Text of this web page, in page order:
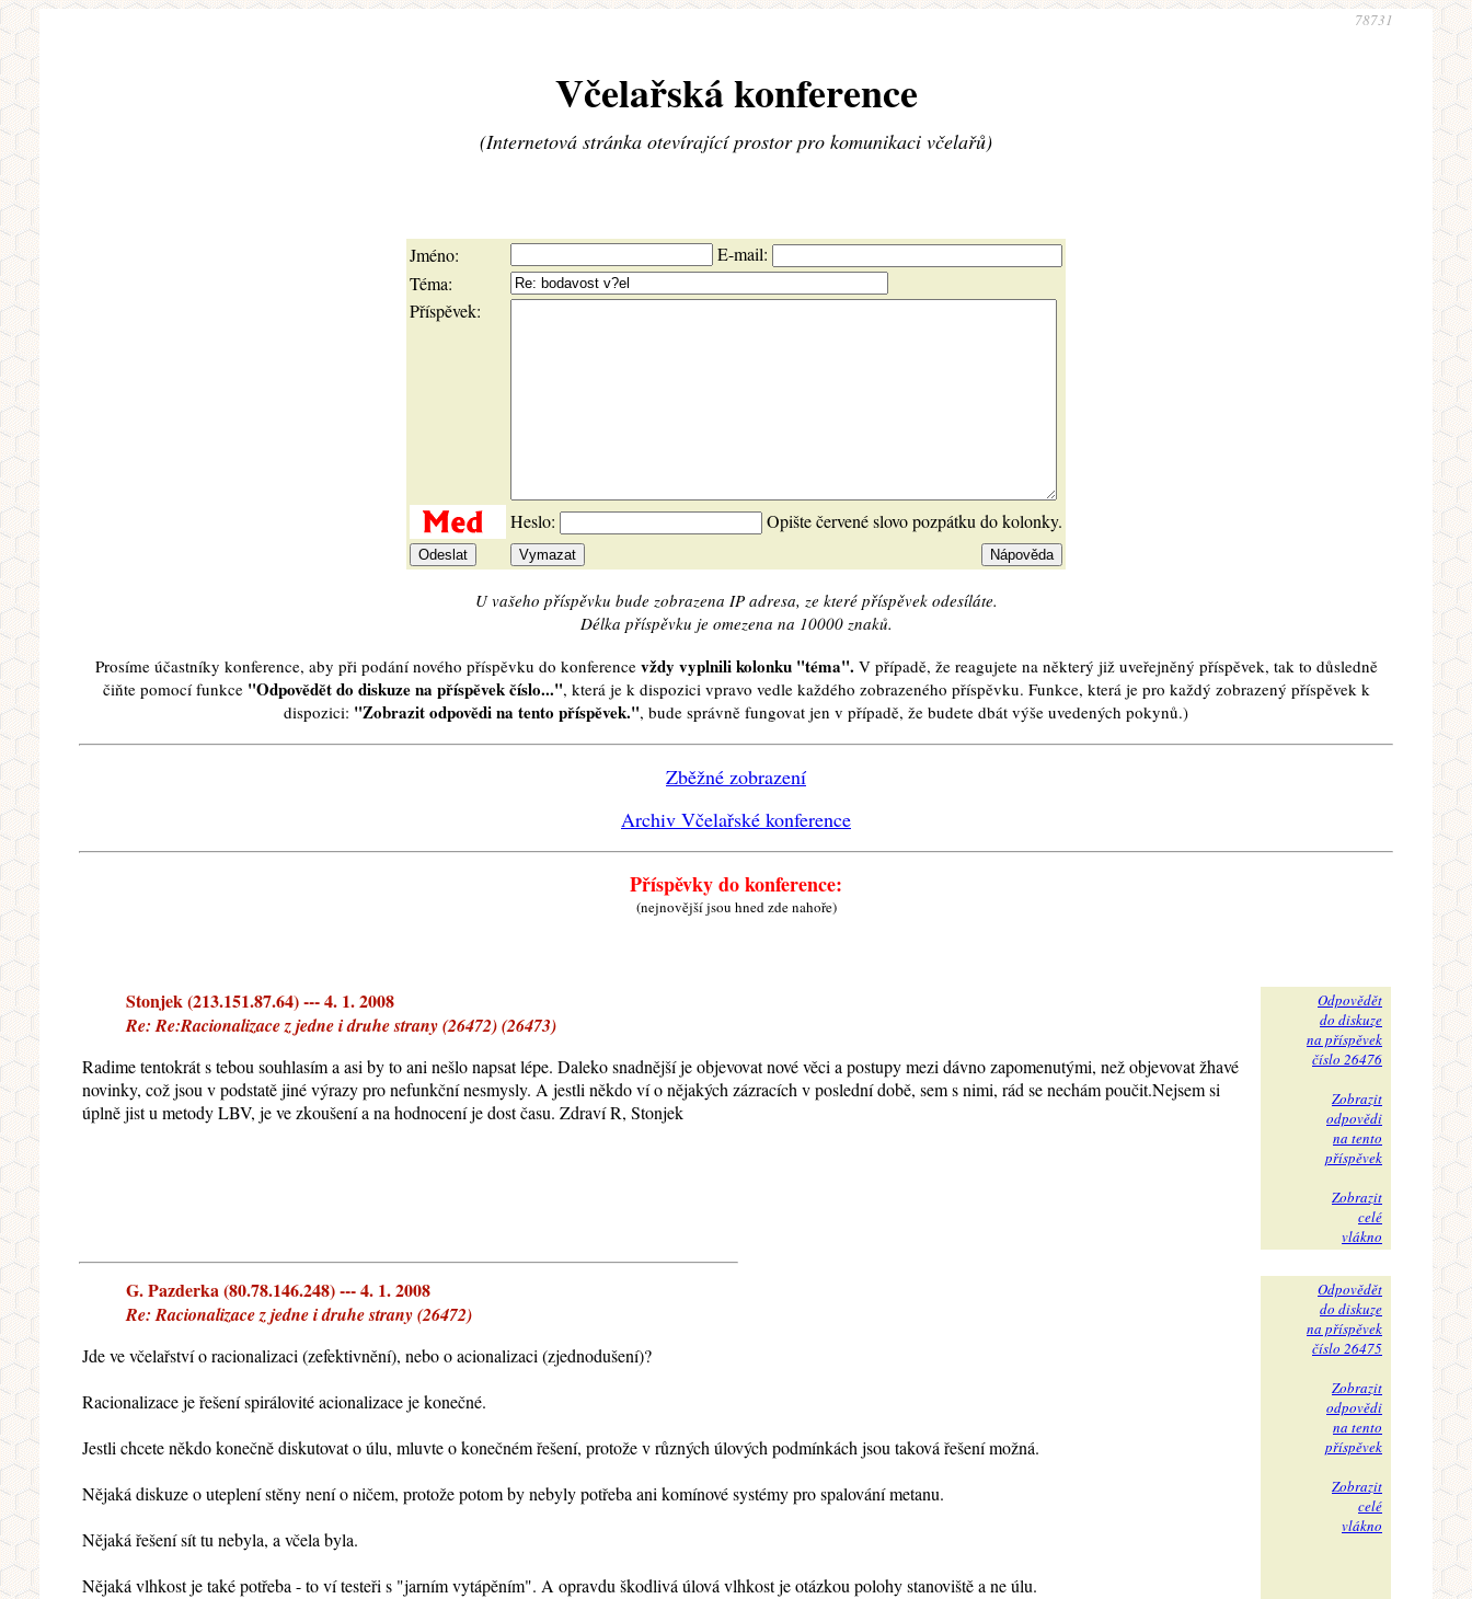
78731
Včelařská konference
(Internetová stránka otevírající prostor pro komunikaci včelařů)
Jméno:
E-mail:
Téma:
Příspěvek:
Heslo: Opište červené slovo pozpátku do kolonky.
U vašeho příspěvku bude zobrazena IP adresa, ze které příspěvek odesíláte.
Délka příspěvku je omezena na 10000 znaků.
Prosíme účastníky konference, aby při podání nového příspěvku do konference vždy vyplnili kolonku "téma". V případě, že reagujete na některý již uveřejněný příspěvek, tak to důsledně
čiňte pomocí funkce "Odpovědět do diskuze na příspěvek číslo...", která je k dispozici vpravo vedle každého zobrazeného příspěvku. Funkce, která je pro každý zobrazený příspěvek k
dispozici: "Zobrazit odpovědi na tento příspěvek.", bude správně fungovat jen v případě, že budete dbát výše uvedených pokynů.)
Zběžné zobrazení
Archiv Včelařské konference
Příspěvky do konference:
(nejnovější jsou hned zde nahoře)
Stonjek (213.151.87.64) --- 4. 1. 2008
Re: Re:Racionalizace z jedne i druhe strany (26472) (26473)
Radime tentokrát s tebou souhlasím a asi by to ani nešlo napsat lépe. Daleko snadnější je objevovat nové věci a postupy mezi dávno zapomenutými, než objevovat žhavé
novinky, což jsou v podstatě jiné výrazy pro nefunkční nesmysly. A jestli někdo ví o nějakých zázracích v poslední době, sem s nimi, rád se nechám poučit.Nejsem si
úplně jist u metody LBV, je ve zkoušení a na hodnocení je dost času. Zdraví R, Stonjek
Odpovědět
do diskuze
na příspěvek
číslo 26476
Zobrazit
odpovědi
na tento
příspěvek
Zobrazit
celé
vlákno
G. Pazderka (80.78.146.248) --- 4. 1. 2008
Re: Racionalizace z jedne i druhe strany (26472)
Jde ve včelařství o racionalizaci (zefektivnění), nebo o acionalizaci (zjednodušení)?
Racionalizace je řešení spirálovité acionalizace je konečné.
Jestli chcete někdo konečně diskutovat o úlu, mluvte o konečném řešení, protože v různých úlových podmínkách jsou taková řešení možná.
Nějaká diskuze o uteplení stěny není o ničem, protože potom by nebyly potřeba ani komínové systémy pro spalování metanu.
Nějaká řešení sít tu nebyla, a včela byla.
Nějaká vlhkost je také potřeba - to ví testeři s "jarním vytápěním". A opravdu škodlivá úlová vlhkost je otázkou polohy stanoviště a ne úlu.
Odpovědět
do diskuze
na příspěvek
číslo 26475
Zobrazit
odpovědi
na tento
příspěvek
Zobrazit
celé
vlákno